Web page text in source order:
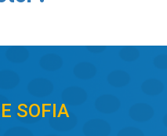
SOFIA